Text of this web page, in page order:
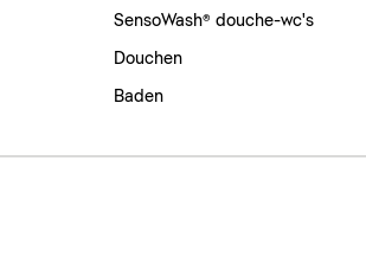
SensoWash® douche-wc's
Douchen
Baden